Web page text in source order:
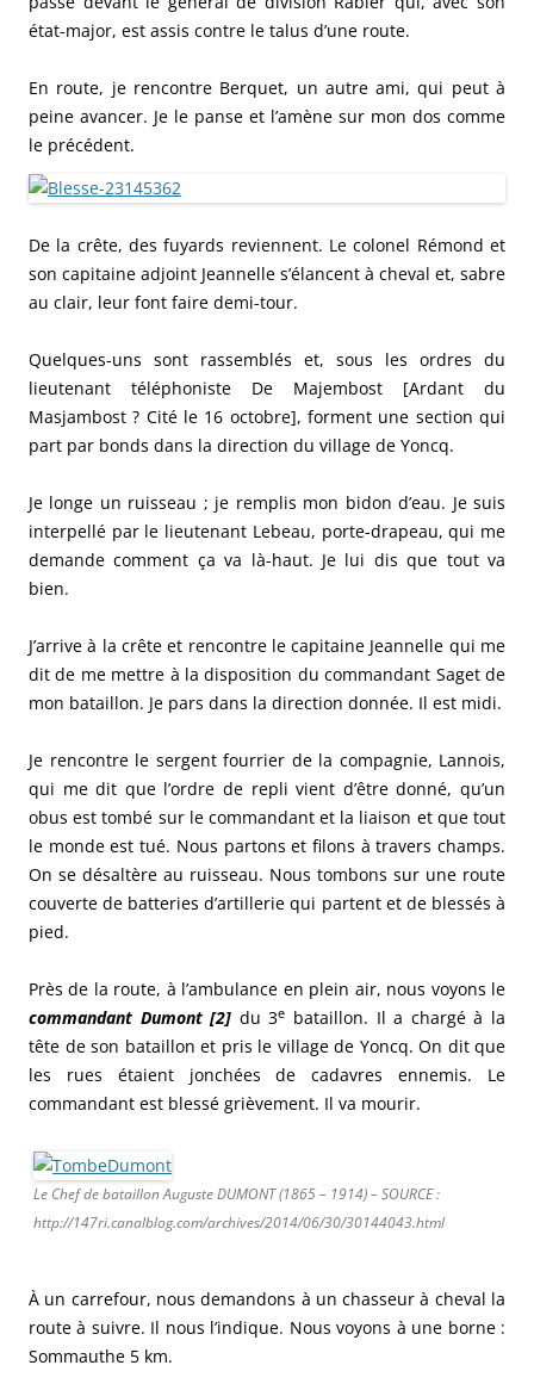
état-major, est assis contre le talus d’une route.
En route, je rencontre Berquet, un autre ami, qui peut à
peine avancer. Je le panse et l’amène sur mon dos comme
le précédent.
De la crête, des fuyards reviennent. Le colonel Rémond et
son capitaine adjoint Jeannelle s’élancent à cheval et, sabre
au clair, leur font faire demi-tour.
Quelques-uns sont rassemblés et, sous les ordres du
lieutenant téléphoniste De Majembost [Ardant du
Masjambost ? Cité le 16 octobre], forment une section qui
part par bonds dans la direction du village de Yoncq.
Je longe un ruisseau ; je remplis mon bidon d’eau. Je suis
interpellé par le lieutenant Lebeau, porte-drapeau, qui me
demande comment ça va là-haut. Je lui dis que tout va
bien.
J’arrive à la crête et rencontre le capitaine Jeannelle qui me
dit de me mettre à la disposition du commandant Saget de
mon bataillon. Je pars dans la direction donnée. Il est midi.
Je rencontre le sergent fourrier de la compagnie, Lannois,
qui me dit que l’ordre de repli vient d’être donné, qu’un
obus est tombé sur le commandant et la liaison et que tout
le monde est tué. Nous partons et filons à travers champs.
On se désaltère au ruisseau. Nous tombons sur une route
couverte de batteries d’artillerie qui partent et de blessés à
pied.
Près de la route, à l’ambulance en plein air, nous voyons le
commandant Dumont [2] du 3e bataillon. Il a chargé à la
tête de son bataillon et pris le village de Yoncq. On dit que
les rues étaient jonchées de cadavres ennemis. Le
commandant est blessé grièvement. Il va mourir.
Le Chef de bataillon Auguste DUMONT (1865 – 1914) – SOURCE :
http://147ri.canalblog.com/archives/2014/06/30/30144043.html
À un carrefour, nous demandons à un chasseur à cheval la
route à suivre. Il nous l’indique. Nous voyons à une borne :
Sommauthe 5 km.